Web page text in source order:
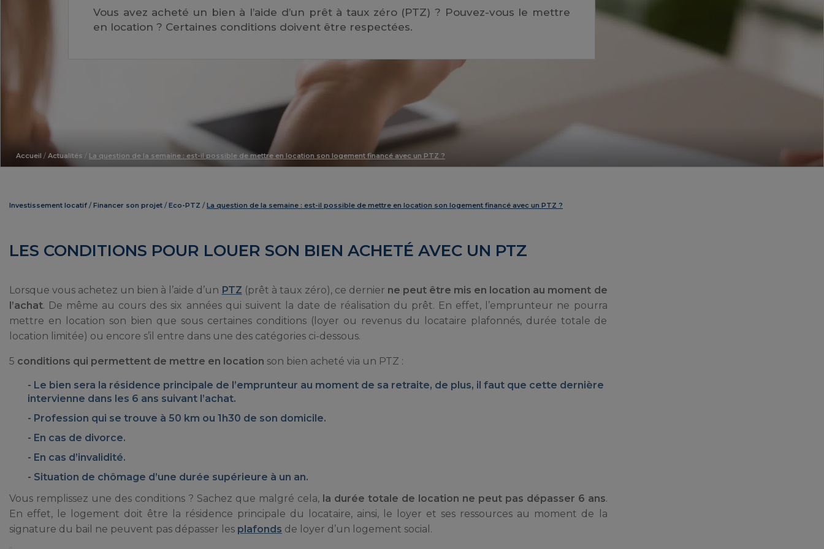
Vous avez acheté un bien à l’aide d’un prêt à taux zéro (PTZ) ? Pouvez-vous le mettre
en location ? Certaines conditions doivent être respectées.
Accueil / Actualités / La question de la semaine : est-il possible de mettre en location son logement financé avec un PTZ ?
Investissement locatif Financer son projet Eco-PTZ La question de la semaine : est-il possible de mettre en location son logement financé avec un PTZ ?
LES CONDITIONS POUR LOUER SON BIEN ACHETÉ AVEC UN PTZ
Lorsque vous achetez un bien à l’aide d’un PTZ (prêt à taux zéro), ce dernier ne peut être mis en location au moment de
l’achat. De même au cours des six années qui suivent la date de réalisation du prêt. En effet, l’emprunteur ne pourra
mettre en location son bien que sous certaines conditions (loyer ou revenus du locataire plafonnés, durée totale de
location limitée) ou encore s’il entre dans une des catégories ci-dessous.
5 conditions qui permettent de mettre en location son bien acheté via un PTZ :
Le bien sera la résidence principale de l’emprunteur au moment de sa retraite, de plus, il faut que cette dernière
intervienne dans les 6 ans suivant l’achat.
Profession qui se trouve à 50 km ou 1h30 de son domicile.
En cas de divorce.
En cas d’invalidité.
Situation de chômage d’une durée supérieure à un an.
Vous remplissez une des conditions ? Sachez que malgré cela, la durée totale de location ne peut pas dépasser 6 ans.
En effet, le logement doit être la résidence principale du locataire, ainsi, le loyer et ses ressources au moment de la
signature du bail ne peuvent pas dépasser les plafonds de loyer d’un logement social.